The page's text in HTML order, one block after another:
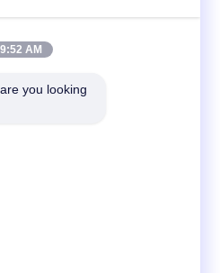
9:52 AM
you looking